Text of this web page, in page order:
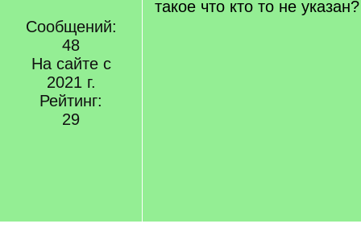
Сообщений:
48
На сайте с
2021 г.
Рейтинг:
29
такое что кто то не указан?